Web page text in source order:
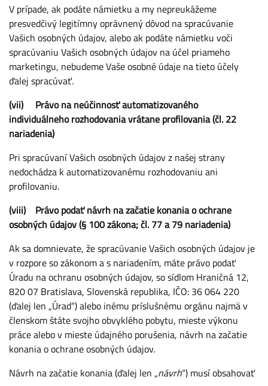
V prípade, ak podáte námietku a my nepreukážeme
presvedčivý legitímny oprávnený dôvod na spracúvanie
Vašich osobných údajov, alebo ak podáte námietku voči
spracúvaniu Vašich osobných údajov na účel priameho
marketingu, nebudeme Vaše osobné údaje na tieto účely
ďalej spracúvať.
(vii) Právo na neúčinnosť automatizovaného
individuálneho rozhodovania vrátane profilovania (čl. 22
nariadenia)
Pri spracúvaní Vašich osobných údajov z našej strany
nedochádza k automatizovanému rozhodovaniu ani
profilovaniu.
(viii) Právo podať návrh na začatie konania o ochrane
osobných údajov (§ 100 zákona; čl. 77 a 79 nariadenia)
Ak sa domnievate, že spracúvanie Vašich osobných údajov je
v rozpore so zákonom a s nariadením, máte právo podať
Úradu na ochranu osobných údajov, so sídlom Hraničná 12,
820 07 Bratislava, Slovenská republika, IČO: 36 064 220
(ďalej len „Úrad“) alebo inému príslušnému orgánu najmä v
členskom štáte svojho obvyklého pobytu, mieste výkonu
práce alebo v mieste údajného porušenia, návrh na začatie
konania o ochrane osobných údajov.
Návrh na začatie konania (ďalej len „návrh“) musí obsahovať